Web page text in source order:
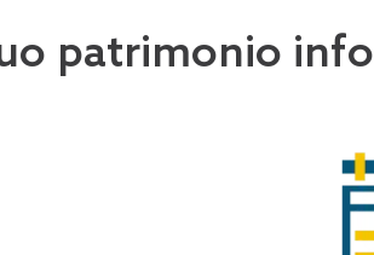
patrimonio